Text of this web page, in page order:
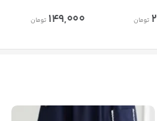
تومان 149,000 تومان